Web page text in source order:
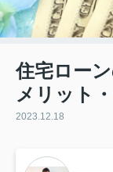
住宅ロー
メリット
2023.12.18